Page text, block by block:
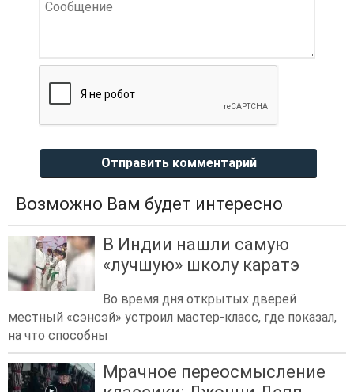
Отправить комментарий
Возможно Вам будет интересно
В Индии нашли самую
«лучшую» школу каратэ
Во время дня открытых дверей
местный «сэнсэй» устроил мастер-класс, где показал,
на что способны
Мрачное переосмысление